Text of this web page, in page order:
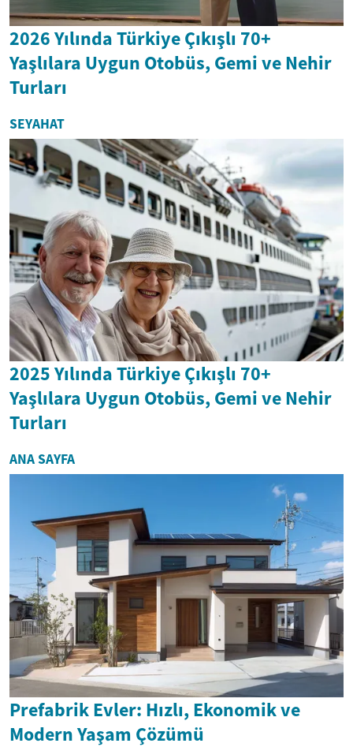
2026 Yılında Türkiye Çıkışlı 70+
Yaşlılara Uygun Otobüs, Gemi ve Nehir
Turları
SEYAHAT
2025 Yılında Türkiye Çıkışlı 70+
Yaşlılara Uygun Otobüs, Gemi ve Nehir
Turları
ANA SAYFA
Prefabrik Evler: Hızlı, Ekonomik ve
Modern Yaşam Çözümü